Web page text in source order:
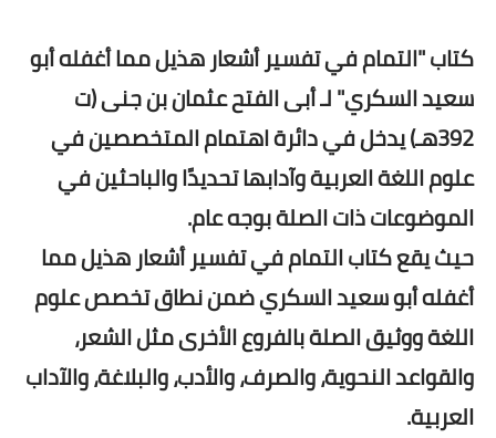
كتاب "التمام في تفسير أشعار هذيل مما أغفله أبو
سعيد السكري" لـ أبى الفتح عثمان بن جنى (ت
392هـ) يدخل في دائرة اهتمام المتخصصين في
علوم اللغة العربية وآدابها تحديدًا والباحثين في
الموضوعات ذات الصلة بوجه عام.
حيث يقع كتاب التمام في تفسير أشعار هذيل مما
أغفله أبو سعيد السكري ضمن نطاق تخصص علوم
اللغة ووثيق الصلة بالفروع الأخرى مثل الشعر،
والقواعد النحوية، والصرف، والأدب، والبلاغة، والآداب
العربية.